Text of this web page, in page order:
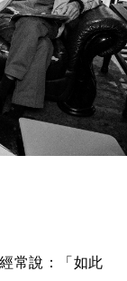
常說：「如此